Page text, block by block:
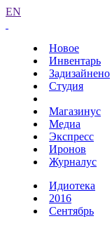
EN
Новое
Инвентарь
Задизайнено
Студия
Магазинус
Медиа
Экспресс
Иронов
Журналус
Идиотека
2016
Сентябрь